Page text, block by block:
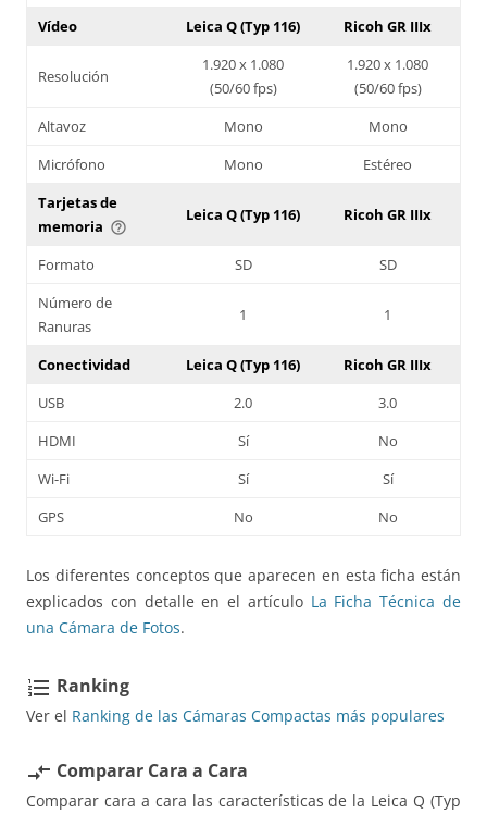
Vídeo
Leica Q (Typ 116) Ricoh GR IIIx
Resolución
1.920 x 1.080
(50/60 fps)
1.920 x 1.080
(50/60 fps)
Altavoz
Mono
Mono
Micrófono
Mono
Estéreo
Tarjetas de
memoria help_outline
Leica Q (Typ 116) Ricoh GR IIIx
Formato SD
SD
Número de
Ranuras
1 1
Conectividad Leica Q (Typ 116)
Ricoh GR IIIx
USB
2.0
3.0
HDMI
Sí
No
Wi-Fi
Sí
Sí
GPS
No No
Los diferentes conceptos que aparecen en esta ficha están
explicados con detalle en el artículo La Ficha Técnica de
una Cámara de Fotos.
format_list_numbered Ranking
Ver el Ranking de las Cámaras Compactas más populares
compare_arrows Comparar Cara a Cara
Comparar cara a cara las características de la Leica Q (Typ